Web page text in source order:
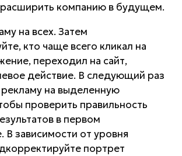
компанию в будущем.
на всех. Затем
кто чаще всего кликал на
переходил на сайт,
действие. В следующий раз
рекламу на выделенную
проверить правильность
в первом
В зависимости от уровня
портрет